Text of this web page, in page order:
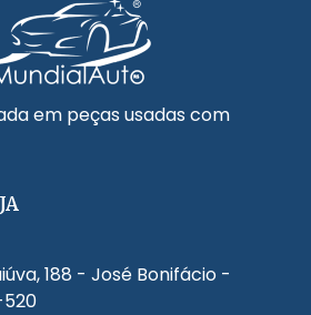
em peças usadas com
188 - José Bonifácio -
520